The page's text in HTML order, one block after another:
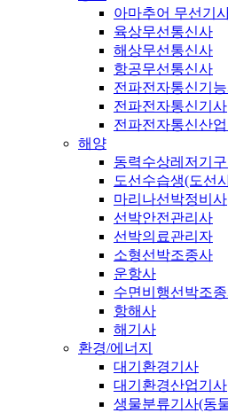
아마추어 무선기
육상무선통신사
해상무선통신사
항공무선통신사
전파전자통신기
전파전자통신기사
전파전자통신산
해양
동력수상레저기
도선수습생(도선
마리나선박정비사
선박안전관리사
선박의료관리자
소형선박조종사
운항사
수면비행선박조
항해사
해기사
환경/에너지
대기환경기사
대기환경산업기사
생물분류기사(동